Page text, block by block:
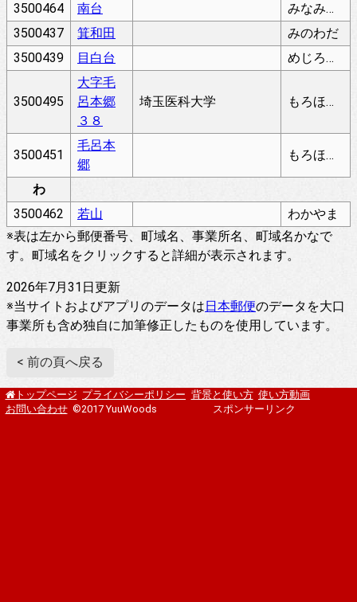
3500464 南台
みなみだい
3500437
箕和田
みのわだ
3500439
目白台 めじろだい
3500495
大字毛
呂本郷
３８
埼玉医科大学 もろほんごう
3500451
毛呂本
郷
もろほんごう
わ
3500462
若山
わかやま
※表は左から郵便番号、町域名、事業所名、町域名かなで
す。町域名をクリックすると詳細が表示されます。
2026年7月31日更新
※当サイトおよびアプリのデータは日本郵便のデータを大口
事業所も含め独自に加筆修正したものを使用しています。
< 前の頁へ戻る
トップページ プライバシーポリシー 背景と使い方 使い方動画
お問い合わせ ©2017 YuuWoods スポンサーリンク